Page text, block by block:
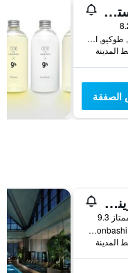
هوتل ماي ستايز أوينو إناريتشو
1-5-7, Matsugaya, طوكيو, اليابان
ماندرين أورينتال، طوكيو
9.3
2-1-1 Nihonbashi Muromachi, طوكيو, اليابان